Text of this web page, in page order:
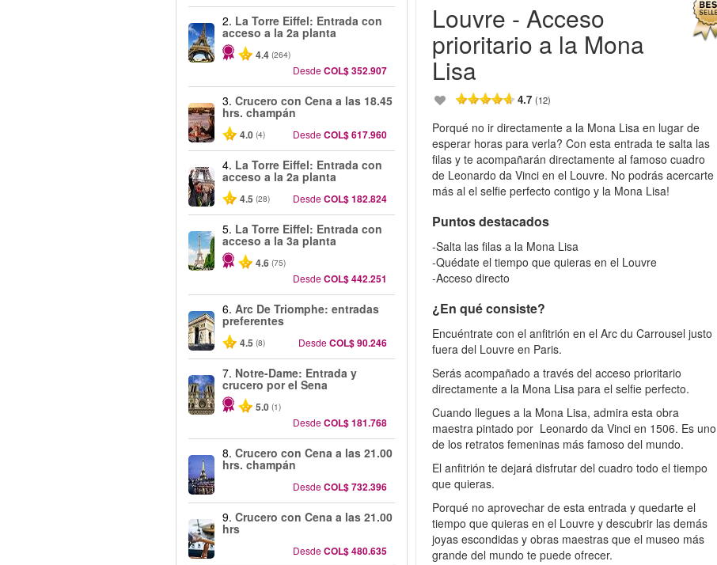
2. La Torre Eiffel: Entrada con
acceso a la 2a planta
4.4 (264)
DesdeCOL$ 352.907
3. Crucero con Cena a las 18.45
hrs. champán
4.0 (4) DesdeCOL$ 617.960
4. La Torre Eiffel: Entrada con
acceso a la 2a planta
4.5 (28) DesdeCOL$ 182.824
5. La Torre Eiffel: Entrada con
acceso a la 3a planta
4.6 (75)
DesdeCOL$ 442.251
6. Arc De Triomphe: entradas
preferentes
4.5 (8) DesdeCOL$ 90.246
7. Notre-Dame: Entrada y
crucero por el Sena
5.0 (1)
DesdeCOL$ 181.768
8. Crucero con Cena a las 21.00
hrs. champán
DesdeCOL$ 732.396
9. Crucero con Cena a las 21.00
hrs
DesdeCOL$ 480.635
Louvre - Acceso
prioritario a la Mona
Lisa
4.7(12)
Porqué no ir directamente a la Mona Lisa en lugar de
esperar horas para verla? Con esta entrada te salta las
filas y te acompañarán directamente al famoso cuadro
de Leonardo da Vinci en el Louvre. No podrás acercarte
más al el selfie perfecto contigo y la Mona Lisa!
Puntos destacados
-Salta las filas a la Mona Lisa
-Quédate el tiempo que quieras en el Louvre
-Acceso directo
¿En qué consiste?
Encuéntrate con el anfitrión en el Arc du Carrousel justo
fuera del Louvre en Paris.
Serás acompañado a través del acceso prioritario
directamente a la Mona Lisa para el selfie perfecto.
Cuando llegues a la Mona Lisa, admira esta obra
maestra pintado por Leonardo da Vinci en 1506. Es uno
de los retratos femeninas más famoso del mundo.
El anfitrión te dejará disfrutar del cuadro todo el tiempo
que quieras.
Porqué no aprovechar de esta entrada y quedarte el
tiempo que quieras en el Louvre y descubrir las demás
joyas escondidas y obras maestras que el museo más
grande del mundo te puede ofrecer.